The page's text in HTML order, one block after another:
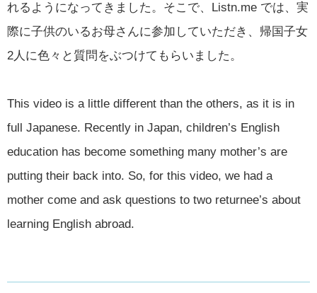
れるようになってきました。そこで、Listn.me では、実
際に子供のいるお母さんに参加していただき、帰国子女
2人に色々と質問をぶつけてもらいました。
This video is a little different than the others, as it is in
full Japanese. Recently in Japan, children’s English
education has become something many mother’s are
putting their back into. So, for this video, we had a
mother come and ask questions to two returnee’s about
learning English abroad.